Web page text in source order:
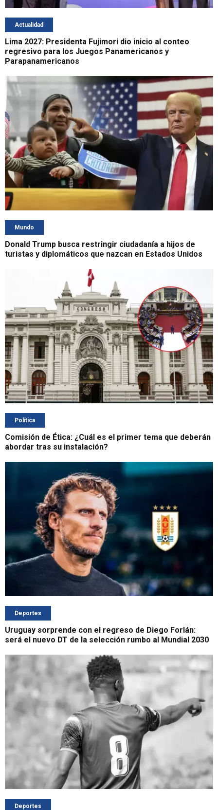
Actualidad
Lima 2027: Presidenta Fujimori dio inicio al conteo
regresivo para los Juegos Panamericanos y
Parapanamericanos
Mundo
Donald Trump busca restringir ciudadanía a hijos de
turistas y diplomáticos que nazcan en Estados Unidos
Política
Comisión de Ética: ¿Cuál es el primer tema que deberán
abordar tras su instalación?
Deportes
Uruguay sorprende con el regreso de Diego Forlán:
será el nuevo DT de la selección rumbo al Mundial 2030
Deportes